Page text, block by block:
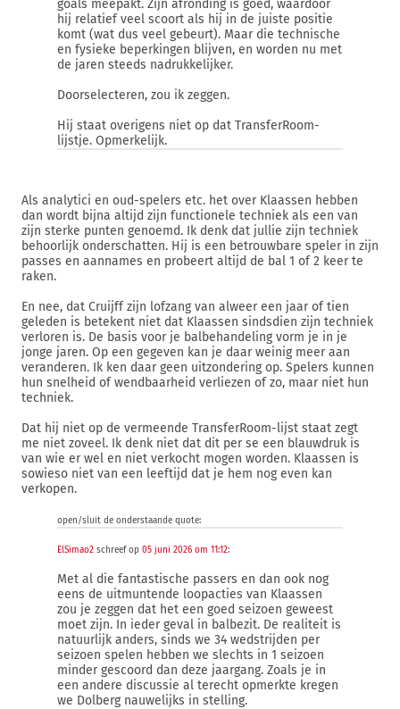
goals meepakt. Zijn afronding is goed, waardoor
hij relatief veel scoort als hij in de juiste positie
komt (wat dus veel gebeurt). Maar die technische
en fysieke beperkingen blijven, en worden nu met
de jaren steeds nadrukkelijker.
Doorselecteren, zou ik zeggen.
Hij staat overigens niet op dat TransferRoom-
lijstje. Opmerkelijk.
Als analytici en oud-spelers etc. het over Klaassen hebben
dan wordt bijna altijd zijn functionele techniek als een van
zijn sterke punten genoemd. Ik denk dat jullie zijn techniek
behoorlijk onderschatten. Hij is een betrouwbare speler in zijn
passes en aannames en probeert altijd de bal 1 of 2 keer te
raken.
En nee, dat Cruijff zijn lofzang van alweer een jaar of tien
geleden is betekent niet dat Klaassen sindsdien zijn techniek
verloren is. De basis voor je balbehandeling vorm je in je
jonge jaren. Op een gegeven kan je daar weinig meer aan
veranderen. Ik ken daar geen uitzondering op. Spelers kunnen
hun snelheid of wendbaarheid verliezen of zo, maar niet hun
techniek.
Dat hij niet op de vermeende TransferRoom-lijst staat zegt
me niet zoveel. Ik denk niet dat dit per se een blauwdruk is
van wie er wel en niet verkocht mogen worden. Klaassen is
sowieso niet van een leeftijd dat je hem nog even kan
verkopen.
open/sluit de onderstaande quote:
ElSimao2 schreef op 05 juni 2026 om 11:12:
Met al die fantastische passers en dan ook nog
eens de uitmuntende loopacties van Klaassen
zou je zeggen dat het een goed seizoen geweest
moet zijn. In ieder geval in balbezit. De realiteit is
natuurlijk anders, sinds we 34 wedstrijden per
seizoen spelen hebben we slechts in 1 seizoen
minder gescoord dan deze jaargang. Zoals je in
een andere discussie al terecht opmerkte kregen
we Dolberg nauwelijks in stelling.